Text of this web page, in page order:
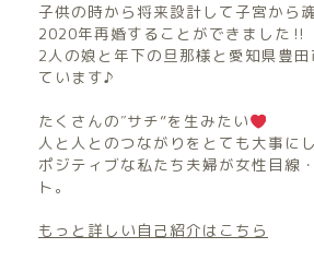
子供の時から将来設計して子宮から
2020年再婚することができました‼︎
2人の娘と年下の旦那様と愛知県豊
ています♪
たくさんの″サチ”を生みたい
人と人とのつながりをとても大事に
ポジティブな私たち夫婦が女性目線
ト。
もっと詳しい自己紹介はこちら